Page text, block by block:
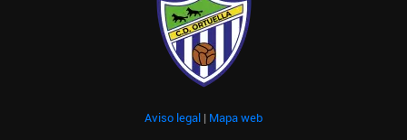
Aviso legal | Mapa web